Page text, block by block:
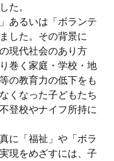
た。
あるいは「ボランテ
した。その背景に
現代社会のあり方
巻く家庭・学校・地
の教育力の低下をも
くなった子どもたち
登校やナイフ所持に
に「福祉」や「ボラ
現をめざすには、子